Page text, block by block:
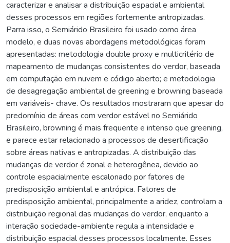
caracterizar e analisar a distribuição espacial e ambiental
desses processos em regiões fortemente antropizadas.
Parra isso, o Semiárido Brasileiro foi usado como área
modelo, e duas novas abordagens metodológicas foram
apresentadas: metodologia double proxy e multicritério de
mapeamento de mudanças consistentes do verdor, baseada
em computação em nuvem e código aberto; e metodologia
de desagregação ambiental de greening e browning baseada
em variáveis- chave. Os resultados mostraram que apesar do
predomínio de áreas com verdor estável no Semiárido
Brasileiro, browning é mais frequente e intenso que greening,
e parece estar relacionado a processos de desertificação
sobre áreas nativas e antropizadas. A distribuição das
mudanças de verdor é zonal e heterogênea, devido ao
controle espacialmente escalonado por fatores de
predisposição ambiental e antrópica. Fatores de
predisposição ambiental, principalmente a aridez, controlam a
distribuição regional das mudanças do verdor, enquanto a
interação sociedade-ambiente regula a intensidade e
distribuição espacial desses processos localmente. Esses